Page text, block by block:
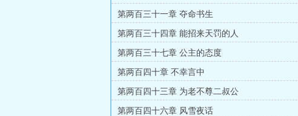
第两百三十一章 夺命书生
第两百三十四章 能招来天罚的人
第两百三十七章 公主的态度
第两百四十章 不幸言中
第两百四十三章 为老不尊二叔公
第两百四十六章 风雪夜话